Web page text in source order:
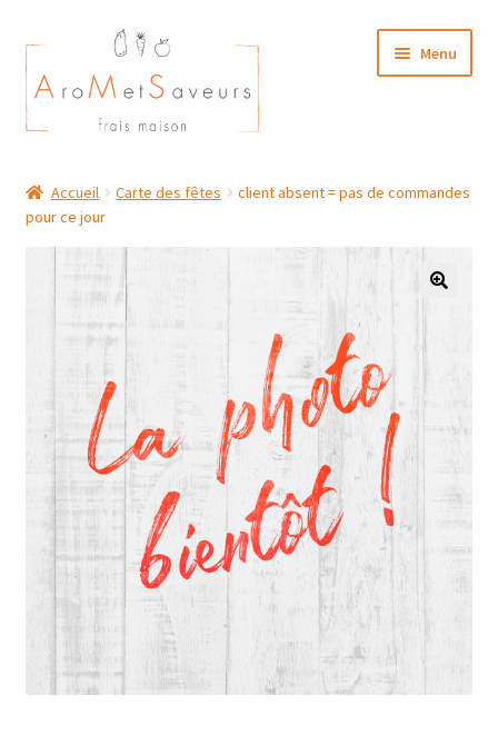
Aller
à
la
navigation
Aller
au
contenu
Menu
Plat du Jour/ Menu Week end
NOS BOUTIQUES
MON COMPTE
Accueil Carte des fêtes
client absent = pas de commandes
pour ce jour